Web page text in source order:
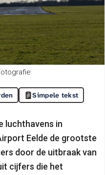
Simpele tekst
luchthavens in
Eelde de grootste
door de uitbraak van
cijfers die het